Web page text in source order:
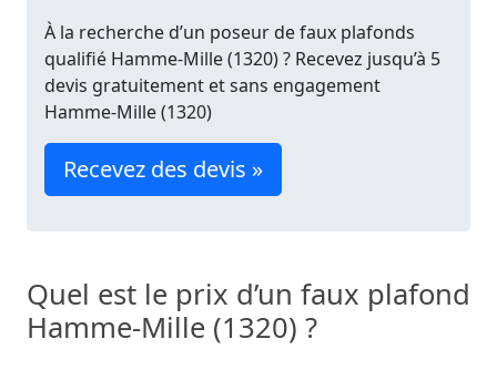
À la recherche d’un poseur de faux plafonds
qualifié Hamme-Mille (1320) ? Recevez jusqu’à 5
devis gratuitement et sans engagement
Hamme-Mille (1320)
Recevez des devis »
Quel est le prix d’un faux plafond
Hamme-Mille (1320) ?